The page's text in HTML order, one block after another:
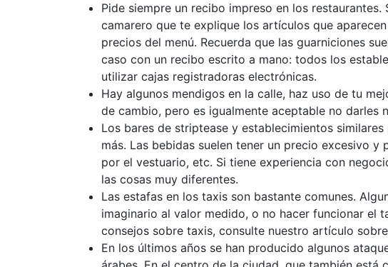
Pide siempre un recibo impreso en los
camarero que te explique los artículos que
precios del menú. Recuerda que las guarniciones
caso con un recibo escrito a mano: todos los
utilizar cajas registradoras electrónicas.
Hay algunos mendigos en la calle, haz uso de tu
de cambio, pero es igualmente aceptable no darles
Los bares de striptease y establecimientos
más. Las bebidas suelen tener un precio excesivo
por el vestuario, etc. Si tiene experiencia con
las cosas muy diferentes.
Las estafas en los taxis son bastante comunes.
imaginario al valor medido, o no hacer funcionar el
consejos sobre taxis, consulte nuestro artículo
En los últimos años se han producido algunos